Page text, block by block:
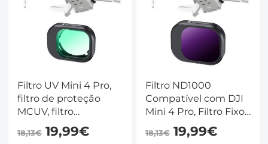
Filtro UV Mini 4 Pro,
filtro de proteção
MCUV, filtro
multirrevestido de
vidro óptico HD
18,13€19,99€
Filtro ND1000
Compatível com DJI
Mini 4 Pro, Filtro Fixo
de 10 Paradas de
Redução de Luz
18,13€19,99€